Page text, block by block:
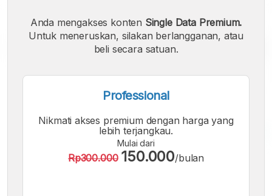
A A A
Anda mengakses konten Single Data Premium.
Untuk meneruskan, silakan berlangganan, atau
beli secara satuan.
Professional
Nikmati akses premium dengan harga yang
lebih terjangkau.
Mulai dari
Rp300.000 150.000/bulan